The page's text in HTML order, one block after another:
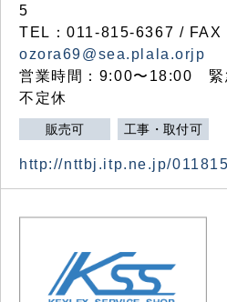
5
TEL：011-815-6367 /
ozora69@sea.plala.orjp
営業時間：9:00〜18:00 緊
不定休
販売可 工事・取付可
http://nttbj.itp.ne.jp/